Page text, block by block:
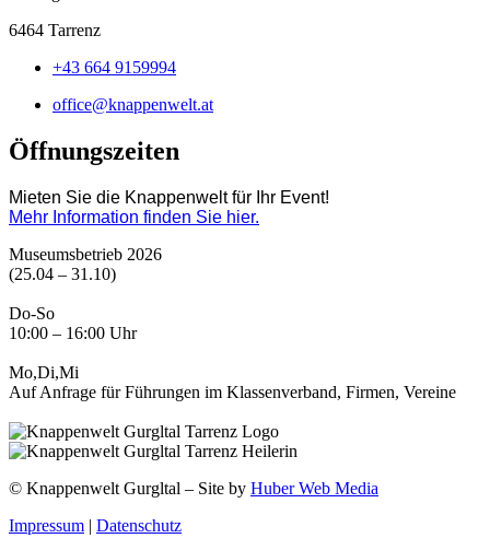
6464 Tarrenz
+43 664 9159994
office@knappenwelt.at
Öffnungszeiten
Mieten Sie die Knappenwelt für Ihr Event!
Mehr Information finden Sie hier.
Museumsbetrieb 2026
(25.04 – 31.10)
Do-So
10:00 – 16:00 Uhr
Mo,Di,Mi
Auf Anfrage für Führungen im Klassenverband, Firmen, Vereine
© Knappenwelt Gurgltal – Site by Huber Web Media
Impressum | Datenschutz